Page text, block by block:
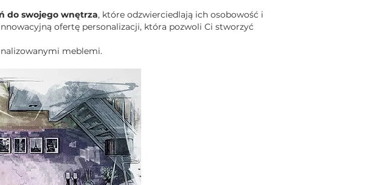
do swojego wnętrza, które odzwierciedlają ich osobowość i
ofertę personalizacji, która pozwoli Ci stworzyć
meblemi.